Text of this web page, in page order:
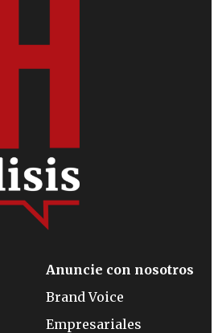
Anuncie con nosotros
Brand Voice
Empresariales